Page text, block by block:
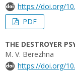
https://doi.org/
PDF
THE DESTROYER
M. V. Berezhna
https://doi.org/